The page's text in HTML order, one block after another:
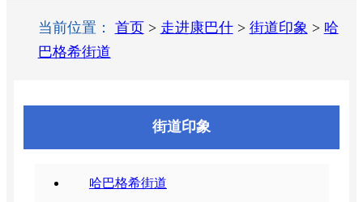
当前位置： 首页 > 走进康巴什> 街道印象 > 哈
巴格希街道
街道印象
哈巴格希街道